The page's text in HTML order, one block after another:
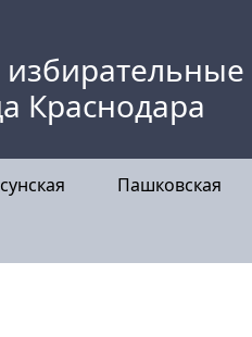
Краснодара
Пашковская